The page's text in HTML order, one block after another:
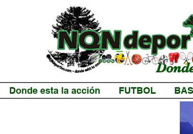
Donde esta la acción FUTBOL